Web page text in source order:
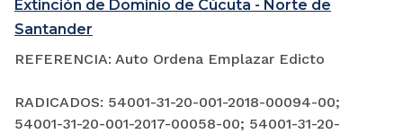
Extinción de Dominio de Cúcuta - Norte de
Santander
REFERENCIA: Auto Ordena Emplazar Edicto
RADICADOS: 54001-31-20-001-2018-00094-00;
54001-31-20-001-2017-00058-00; 54001-31-20-